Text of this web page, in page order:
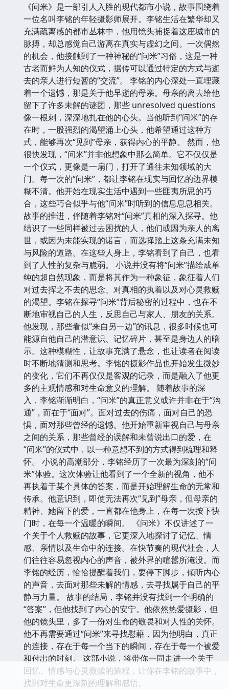
《问米》是一部引人入胜的现代都市小说，故事围绕着
一位名叫李铭的年轻摄影师展开。李铭生活在繁华却又
充满疏离感的都市丛林中，他用镜头捕捉着这座城市的
脉搏，却总感觉自己游离在真实与虚幻之间。一次偶然
的机会，他接触到了一种神秘的“问米”习俗，这是一种
古老而鲜为人知的仪式，据传可以通过特定的方式与逝
去的亲人进行短暂的“交流”。 李铭的内心深处一直埋藏
着一个遗憾，那是关于他早逝的母亲。母亲的离去给他
留下了许多未解的谜团，那些 unresolved questions
像一根刺，深深地扎在他的心头。当他听到“问米”的存
在时，一股强烈的渴望涌上心头，他希望通过这种方
式，能够再次“见到”母亲，获得内心的平静。 然而，他
很快发现，“问米”并非他想象中那么简单。它不仅仅是
一个仪式，更像是一扇门，打开了通往未知领域的大
门。每一次的“问米”，都让李铭在现实与回忆的边界模
糊不清。他开始在现实生活中遇到一些匪夷所思的巧
合，这些巧合似乎与他“问米”时听到的信息息息相关。
故事的推进，伴随着李铭对“问米”真相的深入探寻。他
结识了一些同样被过去困扰的人，他们或因为亲人的离
世，或因为未能实现的诺言，而选择踏上这条充满未知
与风险的道路。在这些人身上，李铭看到了自己，也看
到了人性的复杂与脆弱。 小说并没有将“问米”描绘成单
纯的超自然现象，而是将其作为一种象征，象征着人们
对过去挥之不去的思念、对真相的执着以及对心灵救赎
的渴望。李铭在探寻“问米”背后秘密的过程中，也在不
断地审视自己的人生，反思自己与家人、朋友的关系。
他发现，那些看似“来自另一边”的讯息，很多时候也可
能源自他自己的潜意识、记忆碎片，甚至是身边人的暗
示。这种模糊性，让故事充满了悬念，也让读者在阅读
时不断地猜测和思考。李铭的摄影作品也开始发生微妙
的变化，它们不再仅仅是客观的记录，而是融入了他更
多的主观情感和对生命意义的理解。 随着故事的深
入，李铭渐渐明白，“问米”的真正意义或许并非在于“沟
通”，而在于“面对”。面对过去的伤痛，面对自己的恐
惧，面对那些曾经的遗憾。他开始重新审视自己与母亲
之间的关系，那些曾经的误解和未曾说出口的爱，在
“问米”的仪式中，以一种意想不到的方式得到梳理和释
怀。 小说的高潮部分，李铭经历了一次最为深刻的“问
米”体验。这次体验让他看到了一个全新的视角，他不
再执着于某个具体的答案，而是开始理解生命的无常和
传承。他意识到，即使无法再次“见到”母亲，但母亲的
精神、她留下的爱，一直都在他身上，在每一次按下快
门时，在每一个温暖的瞬间。 《问米》不仅讲述了一
个关于个人救赎的故事，它更深入地探讨了记忆、情
感、亲情以及生命中的连接。在快节奏的现代社会，人
们往往容易忽视内心的声音，被外界的喧嚣所淹没。而
李铭的经历，恰恰提醒着我们，要停下脚步，倾听内心
的声音，去面对那些未解的情感，去寻找属于自己的平
静与力量。 故事的结局，李铭并没有找到一个明确的
“答案”，但他找到了内心的安宁。他依然热爱摄影，但
他的镜头里，多了一份对生命的敬畏和对人性的关怀。
他不再需要通过“问米”来寻找慰藉，因为他明白，真正
的连接，存在于每一个当下的瞬间，存在于每一个被爱
和付出的时刻。 这部小说，将带你一同走进一个关于
回忆、情感与心灵救赎的旅程，让你在李铭的故事中，
找到对生命更深刻的理解和感悟。